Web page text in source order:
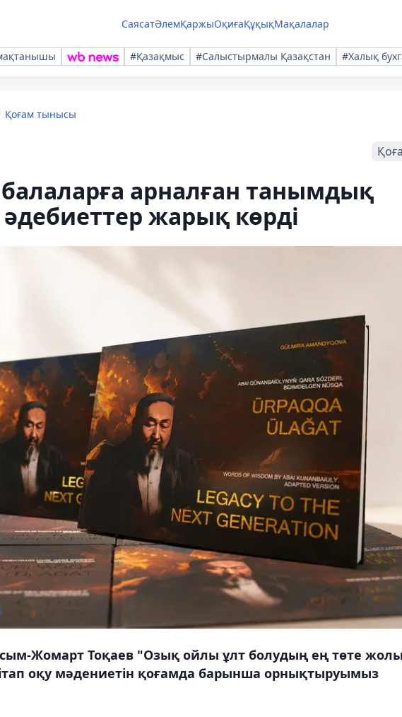
СаясатӘлемҚаржыОқиғаҚұқықМақалалар
#Қазақмыс #Салыстырмалы Қазақстан #Халық
Қоғам тынысы
арналған танымдық
жарық көрді
Жомарт Тоқаев "Озық ойлы ұлт болудың ең төте
оқу мәдениетін қоғамда барынша орнықтыруымыз